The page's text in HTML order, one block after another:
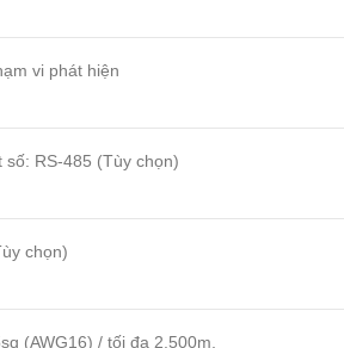
vi phát hiện
số: RS-485 (Tùy chọn)
chọn)
(AWG16) / tối đa 2.500m,